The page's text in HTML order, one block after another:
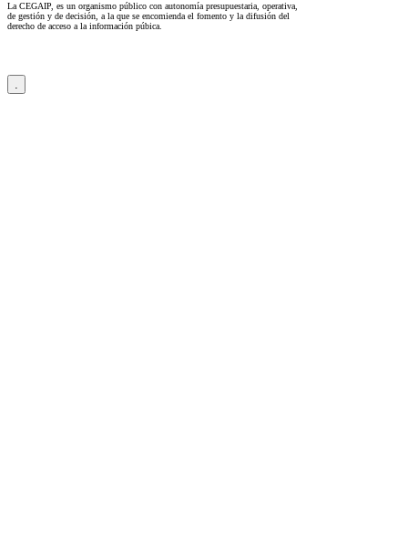
La CEGAIP, es un organismo público con autonomía presupuestaria, operativa,
de gestión y de decisión, a la que se encomienda el fomento y la difusión del
derecho de acceso a la información púbica.